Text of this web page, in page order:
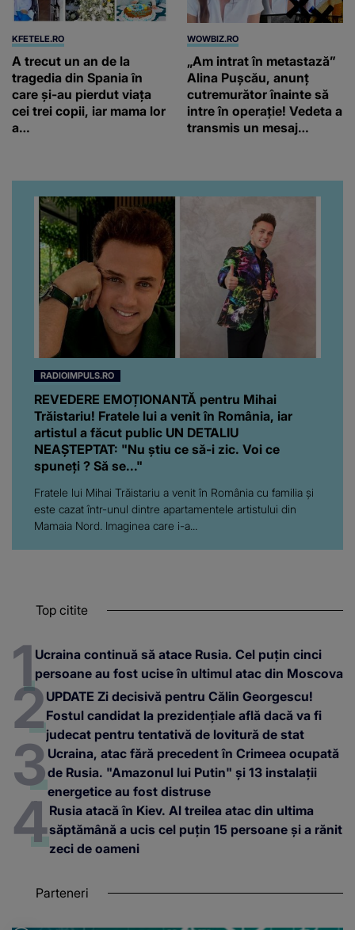
KFETELE.RO
A trecut un an de la
tragedia din Spania în
care și-au pierdut viața
cei trei copii, iar mama lor
a…
WOWBIZ.RO
„Am intrat în metastază”
Alina Pușcău, anunț
cutremurător înainte să
intre în operație! Vedeta a
transmis un mesaj
RADIOIMPULS.RO
REVEDERE EMOȚIONANTĂ pentru Mihai
Trăistariu! Fratele lui a venit în România, iar
artistul a făcut public UN DETALIU
NEAȘTEPTAT: "Nu știu ce să-i zic. Voi ce
spuneți ? Să se..."
Fratele lui Mihai Trăistariu a venit în România cu familia și
este cazat într-unul dintre apartamentele artistului din
Mamaia Nord. Imaginea care i-a...
Top citite
Ucraina continuă să atace Rusia. Cel puțin cinci
persoane au fost ucise în ultimul atac din Moscova
UPDATE Zi decisivă pentru Călin Georgescu!
Fostul candidat la prezidențiale află dacă va fi
judecat pentru tentativă de lovitură de stat
Ucraina, atac fără precedent în Crimeea ocupată
de Rusia. "Amazonul lui Putin" și 13 instalații
energetice au fost distruse
Rusia atacă în Kiev. Al treilea atac din ultima
săptămână a ucis cel puțin 15 persoane și a rănit
zeci de oameni
Parteneri